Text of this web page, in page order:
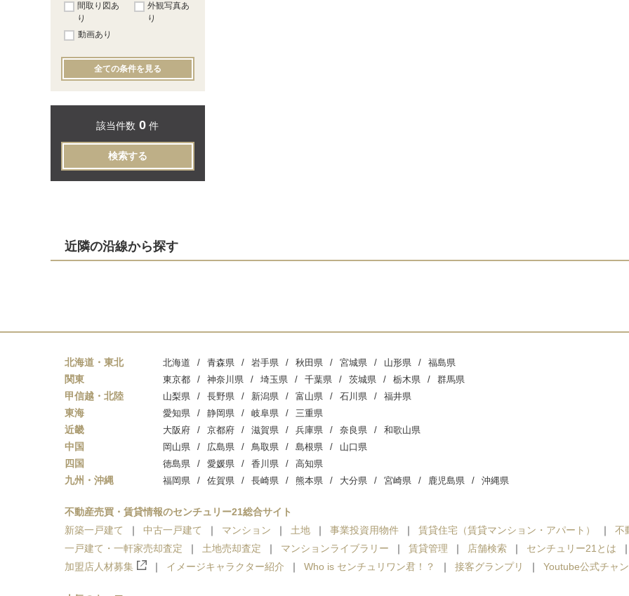
間取り図あ
り
外観写真あ
り
動画あり
全ての条件を見る
該当件数 0 件
検索する
近隣の沿線から探す
北海道・東北 北海道 青森県 岩手県 秋田県 宮城県 山形県 福島県
関東 東京都 神奈川県 埼玉県 千葉県 茨城県 栃木県 群馬県
甲信越・北陸 山梨県 長野県 新潟県 富山県 石川県 福井県
東海 愛知県 静岡県 岐阜県 三重県
近畿 大阪府 京都府 滋賀県 兵庫県 奈良県 和歌山県
中国 岡山県 広島県 鳥取県 島根県 山口県
四国 徳島県 愛媛県 香川県 高知県
九州・沖縄 福岡県 佐賀県 長崎県 熊本県 大分県 宮崎県 鹿児島県 沖縄県
不動産売買・賃貸情報のセンチュリー21総合サイト
新築一戸建て
中古一戸建て マンション 土地 事業投資用物件 賃貸住宅（賃貸マンション・アパート）
不
一戸建て・一軒家売却査定
土地売却査定 マンションライブラリー 賃貸管理 店舗検索
センチュリー21とは
加盟店人材募集
イメージキャラクター紹介 Who is センチュリワン君！？ 接客グランプリ Youtube公式チャ